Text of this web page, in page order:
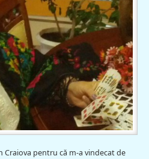
pentru că m-a vindecat de